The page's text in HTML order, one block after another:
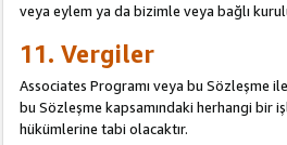
veya eylem ya da bizimle veya bağlı
11. Vergiler
Associates Programı veya bu Sözleşme
bu Sözleşme kapsamındaki herhangi bir
hükümlerine tabi olacaktır.